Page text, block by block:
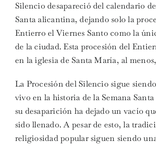
Silencio desapareció del calendario
Santa alicantina, dejando solo la
Entierro el Viernes Santo como la
de la ciudad. Esta procesión del
en la iglesia de Santa María, al menos,
La Procesión del Silencio sigue
vivo en la historia de la Semana
su desaparición ha dejado un vacío
sido llenado. A pesar de esto, la
religiosidad popular siguen siendo